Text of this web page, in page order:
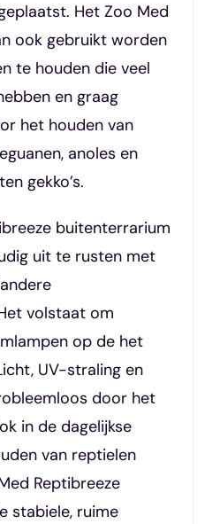
Het Zoo Med
ook gebruikt worden
te houden die veel
en graag
het houden van
anoles en
gekko’s.
buitenterrarium
uit te rusten met
volstaat om
op de het
UV-straling en
door het
in de dagelijkse
van reptielen
Reptibreeze
stabiele, ruime